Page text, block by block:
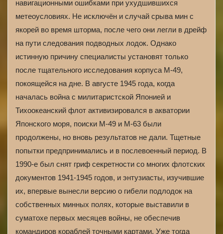
навигационными ошибками при ухудшившихся
метеоусловиях. Не исключён и случай срыва мин с
якорей во время шторма, после чего они легли в дрейф
на пути следования подводных лодок. Однако
истинную причину специалисты установят только
после тщательного исследования корпуса М-49,
покоящейся на дне. В августе 1945 года, когда
началась война с милитаристской Японией и
Тихоокеанский флот активизировался в акватории
Японского моря, поиски М-49 и М-63 были
продолжены, но вновь результатов не дали. Тщетные
попытки предпринимались и в послевоенный период. В
1990-е был снят гриф секретности со многих флотских
документов 1941-1945 годов, и энтузиасты, изучившие
их, впервые вынесли версию о гибели подлодок на
собственных минных полях, которые выставили в
суматохе первых месяцев войны, не обеспечив
командиров кораблей точными картами. Уже тогда